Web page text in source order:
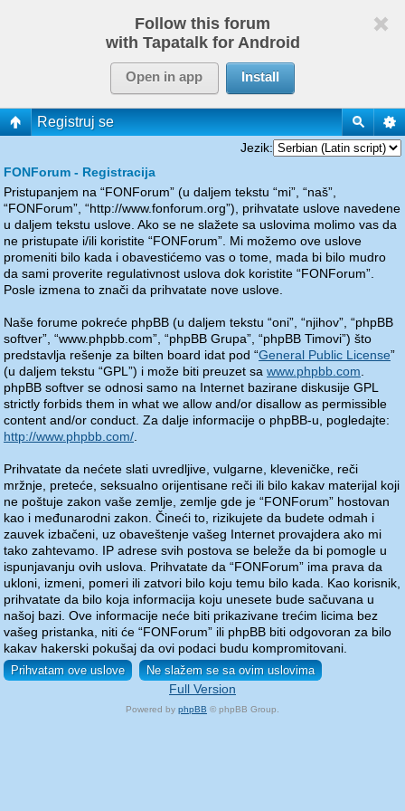
Follow this forum
with Tapatalk for Android
Open in app Install
Registruj se
Jezik:
FONForum - Registracija
Pristupanjem na “FONForum” (u daljem tekstu “mi”, “naš”,
“FONForum”, “http://www.fonforum.org”), prihvatate uslove navedene
u daljem tekstu uslove. Ako se ne slažete sa uslovima molimo vas da
ne pristupate i/ili koristite “FONForum”. Mi možemo ove uslove
promeniti bilo kada i obavestićemo vas o tome, mada bi bilo mudro
da sami proverite regulativnost uslova dok koristite “FONForum”.
Posle izmena to znači da prihvatate nove uslove.
Naše forume pokreće phpBB (u daljem tekstu “oni”, “njihov”, “phpBB
softver”, “www.phpbb.com”, “phpBB Grupa”, “phpBB Timovi”) što
predstavlja rešenje za bilten board idat pod “General Public License”
(u daljem tekstu “GPL”) i može biti preuzet sa www.phpbb.com
phpBB softver se odnosi samo na Internet bazirane diskusije GPL
strictly forbids them in what we allow and/or disallow as permissible
content and/or conduct. Za dalje informacije o phpBB-u, pogledajte:
http://www.phpbb.com/
Prihvatate da nećete slati uvredljive, vulgarne, kleveničke, reči
mržnje, preteće, seksualno orijentisane reči ili bilo kakav materijal koji
ne poštuje zakon vaše zemlje, zemlje gde je “FONForum” hostovan
kao i međunarodni zakon. Čineći to, rizikujete da budete odmah i
zauvek izbačeni, uz obaveštenje vašeg Internet provajdera ako mi
tako zahtevamo. IP adrese svih postova se beleže da bi pomogle u
ispunjavanju ovih uslova. Prihvatate da “FONForum” ima prava da
ukloni, izmeni, pomeri ili zatvori bilo koju temu bilo kada. Kao korisnik,
prihvatate da bilo koja informacija koju unesete bude sačuvana u
našoj bazi. Ove informacije neće biti prikazivane trećim licima bez
vašeg pristanka, niti će “FONForum” ili phpBB biti odgovoran za bilo
kakav hakerski pokušaj da ovi podaci budu kompromitovani.
Full Version
Powered by phpBB © phpBB Group.